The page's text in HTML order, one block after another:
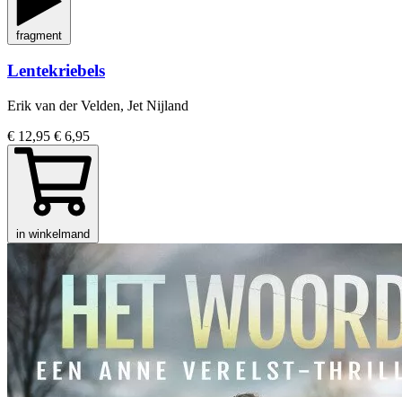
fragment
Lentekriebels
Erik van der Velden, Jet Nijland
€ 12,95 € 6,95
in winkelmand